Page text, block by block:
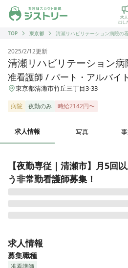
ジストリー 看護師の転職マッチン
求
出し
TOP
東京都 清瀬リハビリテーション病院の
2025/2/12更新
清瀬リハビリテーション病
准看護師 / パート・アルバイト
東京都清瀬市竹丘三丁目3-33
病院 夜勤のみ 時給2142円〜
求人情報 写真
【夜勤専従｜清瀬市】月5回
う非常勤看護師募集！
で、夜勤専従の看護師さんを募集し
勤務は月5回以上お願いしたいです
ん。
求人情報
募集職種
准看護師